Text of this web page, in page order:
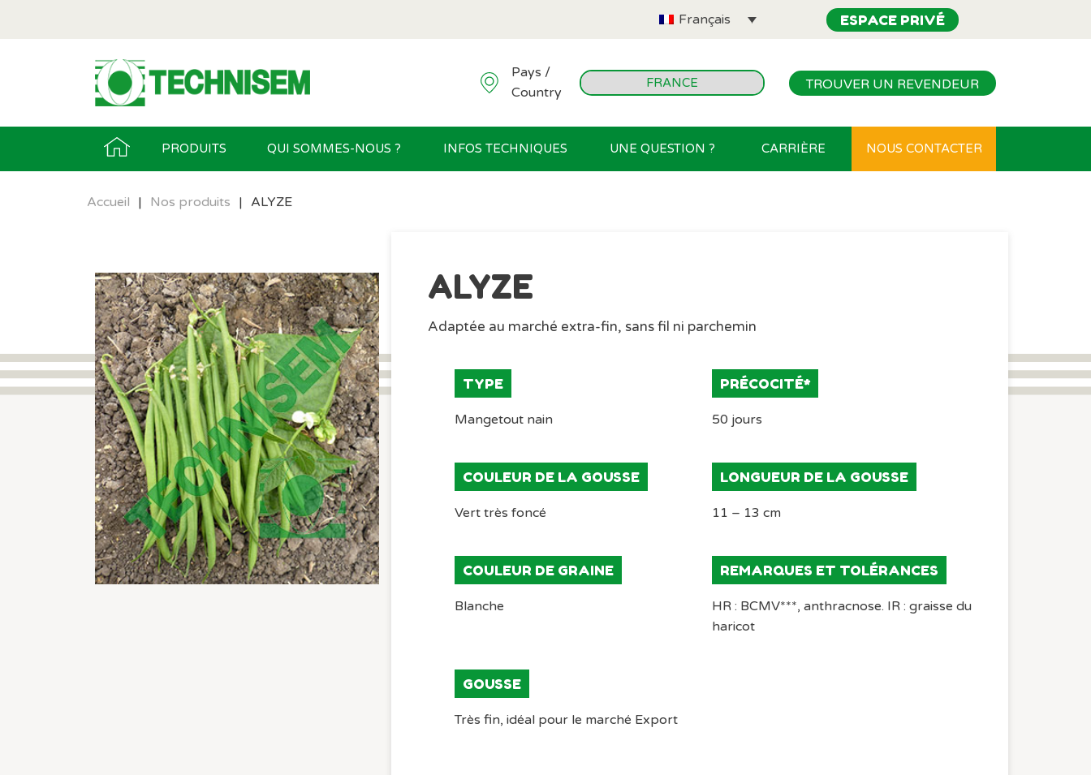
Français ESPACE PRIVÉ
Pays /
Country
TROUVER UN REVENDEUR
PRODUITS QUI SOMMES-NOUS ? INFOS TECHNIQUES UNE QUESTION ? CARRIÈRE NOUS CONTACTER
Accueil | Nos produits | ALYZE
ALYZE
Adaptée au marché extra-fin, sans fil ni parchemin
TYPE
Mangetout nain
PRÉCOCITÉ*
50 jours
COULEUR DE LA GOUSSE
Vert très foncé
LONGUEUR DE LA GOUSSE
11 – 13 cm
COULEUR DE GRAINE
Blanche
REMARQUES ET TOLÉRANCES
HR : BCMV***, anthracnose. IR : graisse du
haricot
GOUSSE
Très fin, idéal pour le marché Export